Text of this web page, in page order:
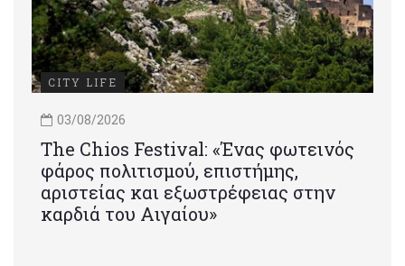
CITY LIFE
03/08/2026
Τhe Chios Festival: «Ένας φωτεινός
φάρος πολιτισμού, επιστήμης,
αριστείας και εξωστρέφειας στην
καρδιά του Αιγαίου»